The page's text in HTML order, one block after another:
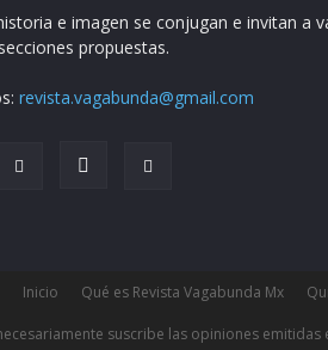
e imagen se conjugan e invitan a
secciones propuestas.
revista.vagabunda@gmail.com
Inicio Qué es Revista Vagabunda Mx
suscribe las opiniones